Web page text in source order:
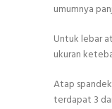
umumnya
Untuk lebar
ukuran
Atap
terdapat 3